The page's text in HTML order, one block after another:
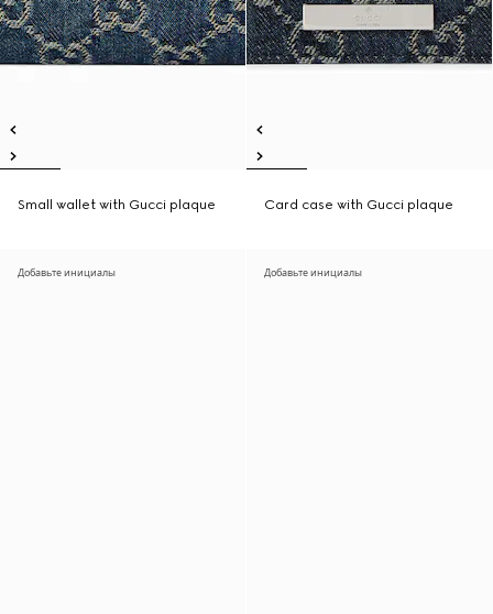
Small wallet with Gucci plaque Card case with Gucci plaque
Добавьте инициалы Добавьте инициалы